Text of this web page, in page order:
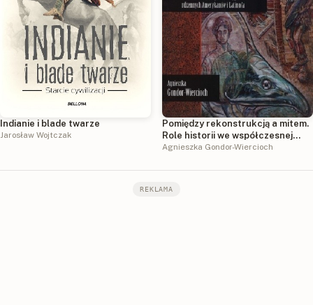
Indianie i blade twarze
Jarosław Wojtczak
Pomiędzy rekonstrukcją a mitem.
Role historii we współczesnej
prozie rdzennych Amerykanów i
Agnieszka Gondor-Wiercioch
REKLAMA